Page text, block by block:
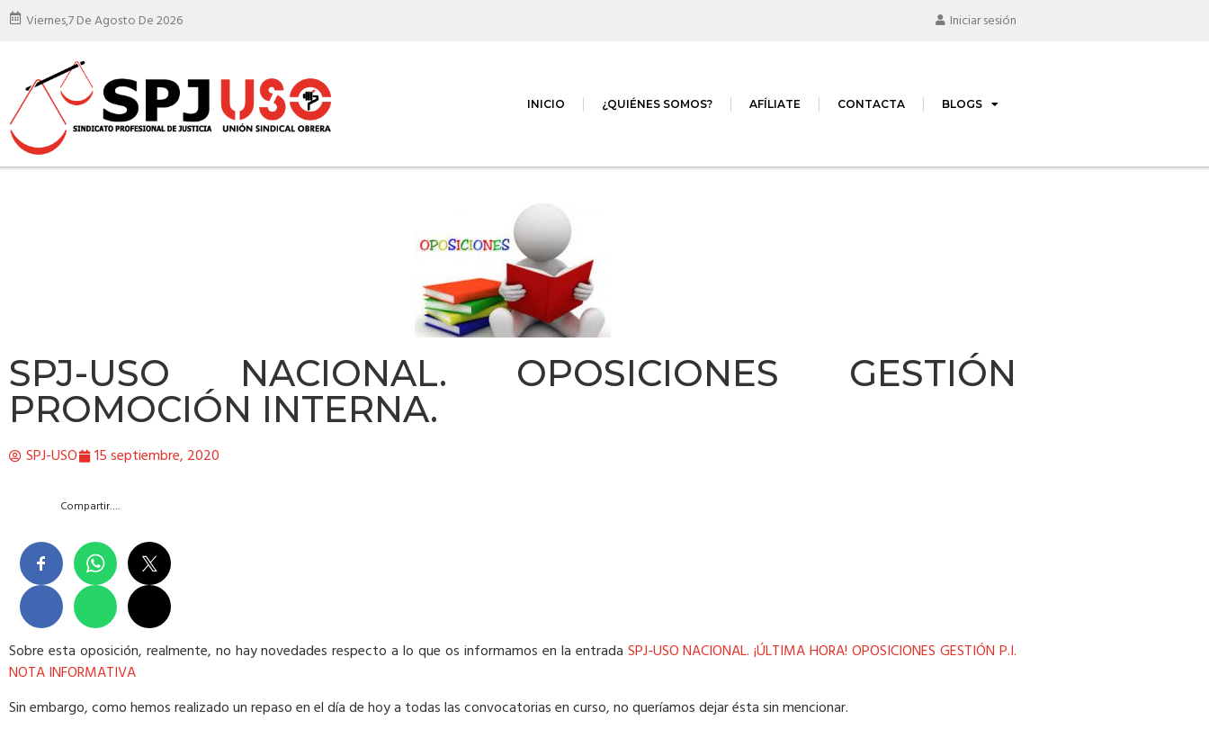
Viernes,7 De Agosto De 2026 Iniciar sesión
INICIO ¿QUIÉNES SOMOS? AFÍLIATE CONTACTA BLOGS
SPJ-USO NACIONAL. OPOSICIONES GESTIÓN
PROMOCIÓN INTERNA.
SPJ-USO 15 septiembre, 2020
Compartir….
Sobre esta oposición, realmente, no hay novedades respecto a lo que os informamos en la entrada SPJ-USO NACIONAL. ¡ÚLTIMA HORA! OPOSICIONES GESTIÓN P.I.
NOTA INFORMATIVA
Sin embargo, como hemos realizado un repaso en el día de hoy a todas las convocatorias en curso, no queríamos dejar ésta sin mencionar.